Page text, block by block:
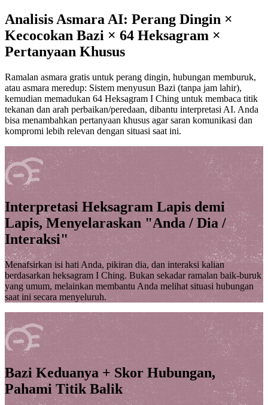
Analisis Asmara AI: Perang Dingin ×
Kecocokan Bazi × 64 Heksagram ×
Pertanyaan Khusus
Ramalan asmara gratis untuk perang dingin, hubungan memburuk,
atau asmara meredup: Sistem menyusun Bazi (tanpa jam lahir),
kemudian memadukan 64 Heksagram I Ching untuk membaca titik
tekanan dan arah perbaikan/peredaan, dibantu interpretasi AI. Anda
bisa menambahkan pertanyaan khusus agar saran komunikasi dan
kompromi lebih relevan dengan situasi saat ini.
Interpretasi Heksagram Lapis demi
Lapis, Menyelaraskan "Anda / Dia /
Interaksi"
Menafsirkan isi hati Anda, pikiran dia, dan interaksi kalian
berdasarkan heksagram I Ching. Bukan sekadar ramalan baik-buruk
yang umum, melainkan membantu Anda melihat situasi hubungan
saat ini secara menyeluruh.
Bazi Keduanya + Skor Hubungan,
Pahami Titik Balik